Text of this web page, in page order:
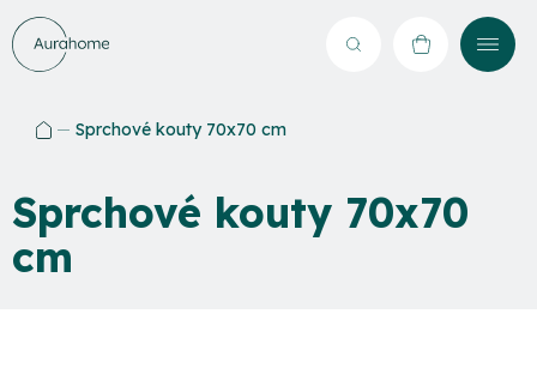
Přejít
na
obsah
Hledat NÁKUPNÍ
Sprchové kouty 70x70 cm
Sprchové kouty 70x70
cm